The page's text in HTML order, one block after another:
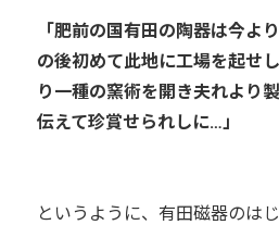
「肥前の国有田の陶器は今よ
の後初めて此地に工場を起せ
り一種の窯術を開き夫れより
伝えて珍賞せられしに…」
というように、有田磁器のは